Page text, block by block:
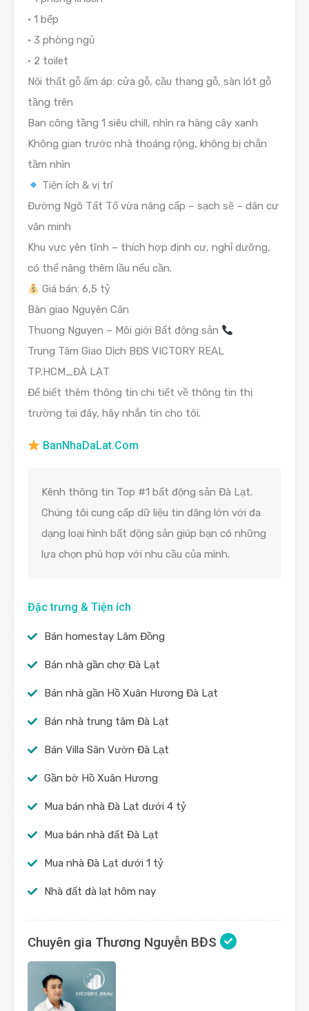
• 1 bếp
• 3 phòng ngủ
• 2 toilet
Nội thất gỗ ấm áp: cửa gỗ, cầu thang gỗ, sàn lót gỗ
tầng trên
Ban công tầng 1 siêu chill, nhìn ra hàng cây xanh
Không gian trước nhà thoáng rộng, không bị chắn
tầm nhìn
Tiện ích & vị trí
Đường Ngô Tất Tố vừa nâng cấp – sạch sẽ – dân cư
văn minh
Khu vực yên tĩnh – thích hợp định cư, nghỉ dưỡng,
có thể nâng thêm lầu nếu cần.
Giá bán: 6,5 tỷ
Bàn giao Nguyên Căn
Thuong Nguyen – Môi giới Bất động sản
Trung Tâm Giao Dịch BĐS VICTORY REAL
TP.HCM_ĐÀ LẠT
Để biết thêm thông tin chi tiết về thông tin thị
trường tại đây, hãy nhắn tin cho tôi.
BanNhaDaLat.Com
Kênh thông tin Top #1 bất động sản Đà Lạt.
Chúng tôi cung cấp dữ liệu tin đăng lớn với đa
dạng loại hình bất động sản giúp bạn có những
lựa chọn phù hợp với nhu cầu của mình.
Đặc trưng & Tiện ích
Bán homestay Lâm Đồng
Bán nhà gần chợ Đà Lạt
Bán nhà gần Hồ Xuân Hương Đà Lạt
Bán nhà trung tâm Đà Lạt
Bán Villa Sân Vườn Đà Lạt
Gần bờ Hồ Xuân Hương
Mua bán nhà Đà Lạt dưới 4 tỷ
Mua bán nhà đất Đà Lạt
Mua nhà Đà Lạt dưới 1 tỷ
Nhà đất đà lạt hôm nay
Chuyên gia Thương Nguyễn BĐS